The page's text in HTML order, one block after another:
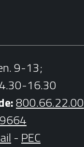
9-13;
16.30
800.66.22.00
- PEC